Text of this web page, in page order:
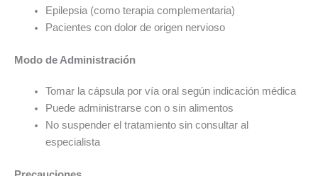
Epilepsia (como terapia complementaria)
Pacientes con dolor de origen nervioso
Modo de Administración
Tomar la cápsula por vía oral según indicación médica
Puede administrarse con o sin alimentos
No suspender el tratamiento sin consultar al
especialista